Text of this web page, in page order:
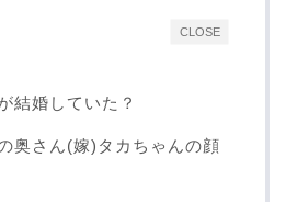
CLOSE
結婚していた？
奥さん(嫁)タカちゃんの顔